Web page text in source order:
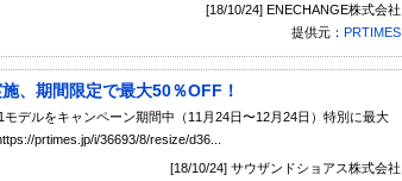
[18/10/24] ENECHANGE株式会社
提供元： PRTIMES
、期間限定で最大50％OFF！
デルをキャンペーン期間中（11月24日〜12月24日）特別に最大
prtimes.jp/i/36693/8/resize/d36...
[18/10/24] サウザンドショアス株式会社